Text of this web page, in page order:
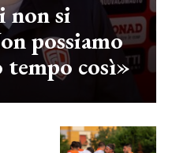
non si
possiamo
tempo così»